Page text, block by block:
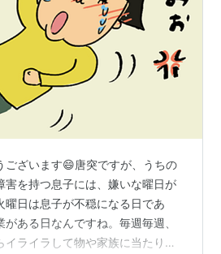
ございます😄唐突ですが、うちの
害を持つ息子には、嫌いな曜日が
曜日は息子が不穏になる日であ
ある日なんですね。毎週毎週、
イライラして物や家族に当たり散